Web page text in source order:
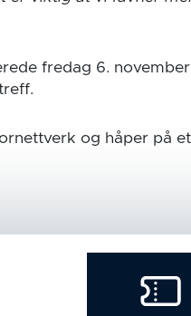
fredag 6.
og håper på